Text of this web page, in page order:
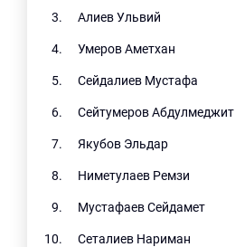
Алиев Ульвий
Умеров Аметхан
Сейдалиев Мустафа
Сейтумеров Абдулмеджит
Якубов Эльдар
Ниметулаев Ремзи
Мустафаев Сейдамет
Сеталиев Нариман